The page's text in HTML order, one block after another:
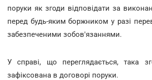
поруки як згоди відповідати за
перед будь-яким боржником у разі
забезпеченими зобов'язаннями.
У справі, що переглядається, така
зафіксована в договорі поруки.